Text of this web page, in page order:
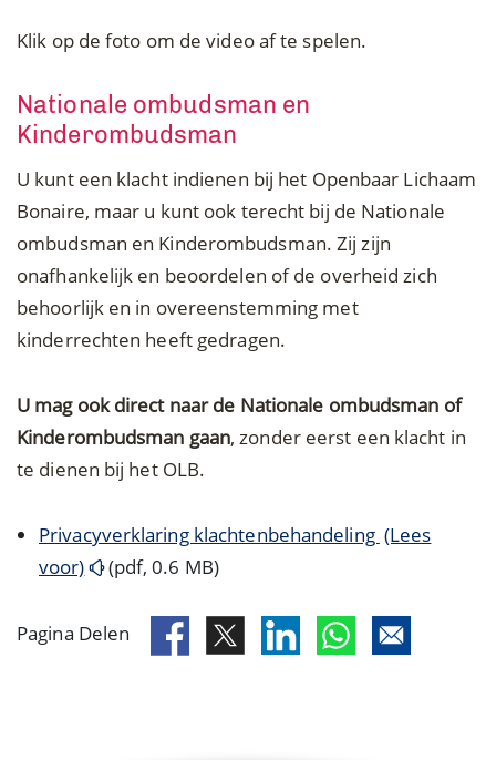
Klik op de foto om de video af te spelen.
Nationale ombudsman en
Kinderombudsman
U kunt een klacht indienen bij het Openbaar Lichaam
Bonaire, maar u kunt ook terecht bij de Nationale
ombudsman en Kinderombudsman. Zij zijn
onafhankelijk en beoordelen of de overheid zich
behoorlijk en in overeenstemming met
kinderrechten heeft gedragen.
U mag ook direct naar de Nationale ombudsman of
Kinderombudsman gaan, zonder eerst een klacht in
te dienen bij het OLB.
Privacyverklaring klachtenbehandeling (Lees
voor)
(pdf, 0.6 MB)
Pagina Delen